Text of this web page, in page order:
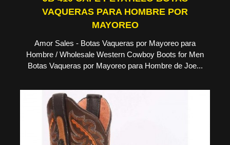
VAQUERAS PARA HOMBRE POR
MAYOREO
Amor Sales - Botas Vaqueras por Mayoreo para
Hombre / Wholesale Western Cowboy Boots for Men
Botas Vaqueras por Mayoreo para Hombre de Joe...